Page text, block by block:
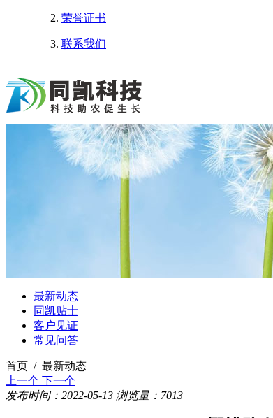
荣誉证书
联系我们
最新动态
同凯贴士
客户见证
常见问答
首页 / 最新动态
上一个 下一个
发布时间：2022-05-13 浏览量：7013